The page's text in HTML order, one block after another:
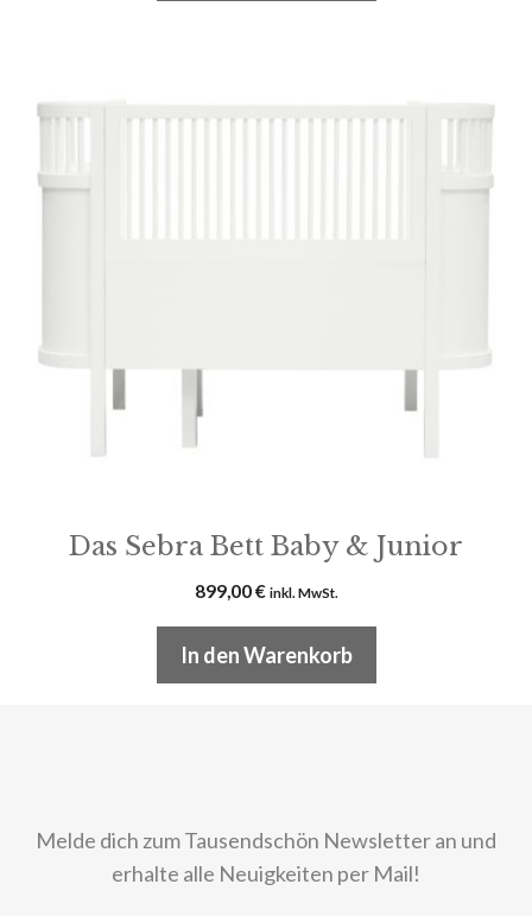
Das Sebra Bett Baby & Junior
899,00€ inkl. MwSt.
In den Warenkorb
Melde dich zum Tausendschön Newsletter an und
erhalte alle Neuigkeiten per Mail!